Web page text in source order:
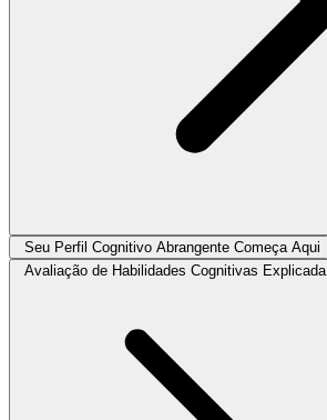
Seu Perfil Cognitivo Abrangente Começa Aqui
Avaliação de Habilidades Cognitivas Explicada